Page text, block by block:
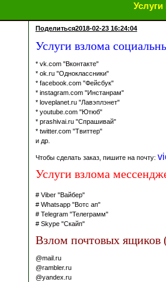
Поделиться2018-02-23 16:24:04
Услуги взлома
* vk.com "Вконтакте"
* ok.ru "Одноклассники"
* facebook.com "Фейсбук"
* instagram.com "Инстанрам"
* loveplanet.ru "Лавэплэнет"
* youtube.com "Ютюб"
* prashivai.ru "Спрашивай"
* twitter.com "Твиттер"
и др.
Чтобы сделать заказ, пишите на почту:
Услуги взлома
# Viber "Вайбер"
# Whatsapp "Вотс ап"
# Telegram "Телеграмм"
# Skype "Скайп"
Взлом почтовых
@mail.ru
@rambler.ru
@yandex.ru